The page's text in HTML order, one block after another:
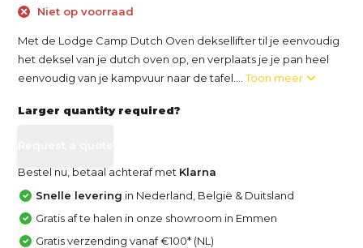
Niet op voorraad
Met de Lodge Camp Dutch Oven deksellifter til je eenvoudig
het deksel van je dutch oven op, en verplaats je je pan heel
eenvoudig van je kampvuur naar de tafel....Toon meer
Larger quantity required?
Bestel nu, betaal achteraf met Klarna
Snelle levering in Nederland, België & Duitsland
Gratis af te halen in onze showroom in Emmen
Gratis verzending vanaf €100* (NL)